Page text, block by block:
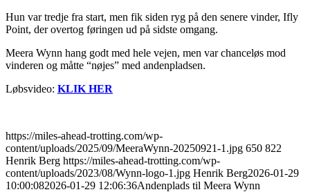
Hun var tredje fra start, men fik siden ryg på den senere vinder, Ifly
Point, der overtog føringen ud på sidste omgang.
Meera Wynn hang godt med hele vejen, men var chanceløs mod
vinderen og måtte “nøjes” med andenpladsen.
Løbsvideo: KLIK HER
https://miles-ahead-trotting.com/wp-
content/uploads/2025/09/MeeraWynn-20250921-1.jpg 650 822
Henrik Berg https://miles-ahead-trotting.com/wp-
content/uploads/2023/08/Wynn-logo-1.jpg Henrik Berg2026-01-29
10:00:082026-01-29 12:06:36Andenplads til Meera Wynn